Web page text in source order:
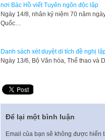
nơi Bác Hồ viết Tuyên ngôn độc lập
​​Ngày 14/8, nhân kỷ niệm 70 năm
Quốc…
Danh sách xét duyệt di tích đề nghị
Ngày 13/6, Bộ Văn hóa, Thể thao và
Để lại một bình luận
Email của bạn sẽ không được hiển